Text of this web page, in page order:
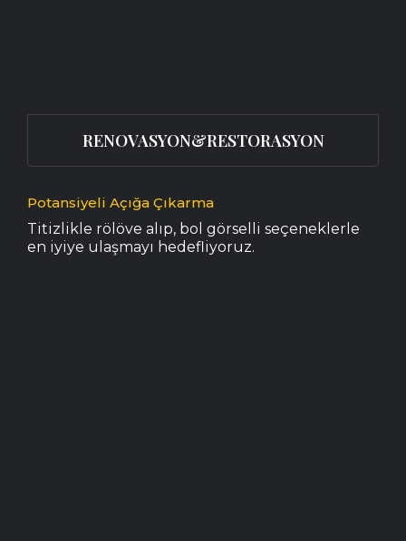
RENOVASYON&RESTORASYON
Potansiyeli Açığa Çıkarma
Titizlikle rölöve alıp, bol görselli seçeneklerle
en iyiye ulaşmayı hedefliyoruz.